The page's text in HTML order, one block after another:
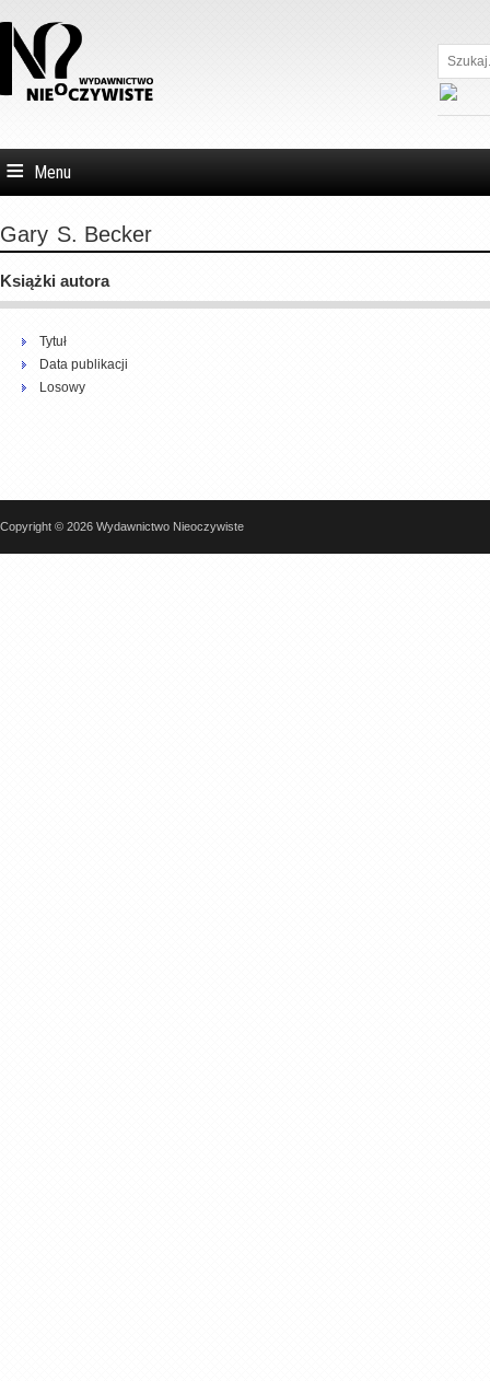
Szukaj...
Menu
Gary S. Becker
Książki autora
Tytuł
Data publikacji
Losowy
Copyright © 2026 Wydawnictwo Nieoczywiste